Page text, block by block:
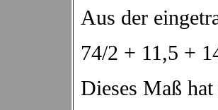
Aus der
74/2 + 11,5 +
Dieses Maß